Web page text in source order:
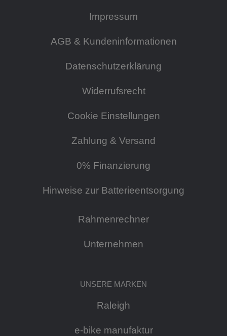
Impressum
AGB & Kundeninformationen
Datenschutzerklärung
Widerrufsrecht
Cookie Einstellungen
Zahlung & Versand
0% Finanzierung
Hinweise zur Batterieentsorgung
Rahmenrechner
Unternehmen
UNSERE MARKEN
Raleigh
e-bike manufaktur